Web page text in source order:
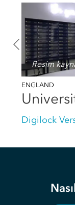
Resim
ENGLAND
Digilock